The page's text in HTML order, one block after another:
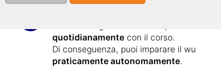
quotidianamente con il corso.
Di conseguenza, puoi imparare il wu
praticamente autonomamente.